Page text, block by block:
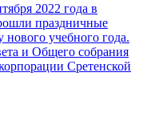
2022 года в
праздничные
учебного года.
и Общего собрания
Сретенской